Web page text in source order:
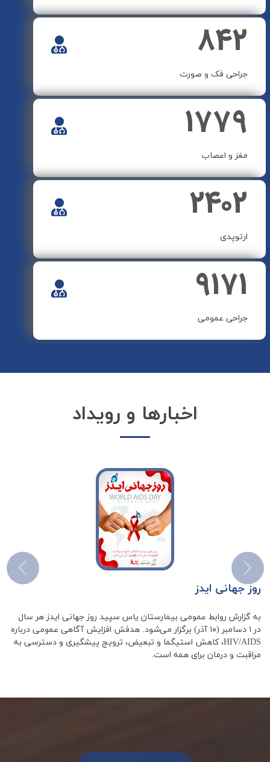
۸۴۲
جراحی فک و صورت
۱۷۷۹
مغز و اعصاب
۲۴۰۲
ارتوپدی
۹۱۷۱
جراحی عمومی
اخبارها و رویداد
روز جهانی ایدز
به گزارش روابط عمومی بیمارستان یاس سپید روز جهانی ایدز هر سال
در ۱ دسامبر (۱۰ آذر) برگزار می‌شود. هدفش افزایش آگاهی عمومی درباره
HIV/AIDS، کاهش استیگما و تبعیض، ترویج پیشگیری و دسترسی به
مراقبت و درمان برای همه است.